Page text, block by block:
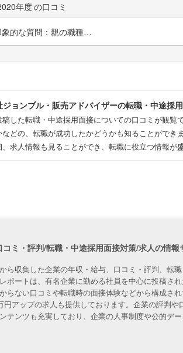
年度
的な質問：親の職種…
ョンブル・販売アドバイザーの転職・中途採
した転職・中途採用面接についての口コミが観覧
どの、転職が成功したかどうかも知ることができ
求人情報も見ることができ、転職に役立つ情報が
ミ・評判/転職・中途採用面接対策/求人の情報
ら収集した企業の年収・給与、口コミ・評判、転
ポートは、有名企業に勤める社員を中心に投稿
らない口コミや転職時の面接体験などから構成され
アップの求人も提供しております。企業の評判や
テンツも充実しており、企業の人事制度や公的